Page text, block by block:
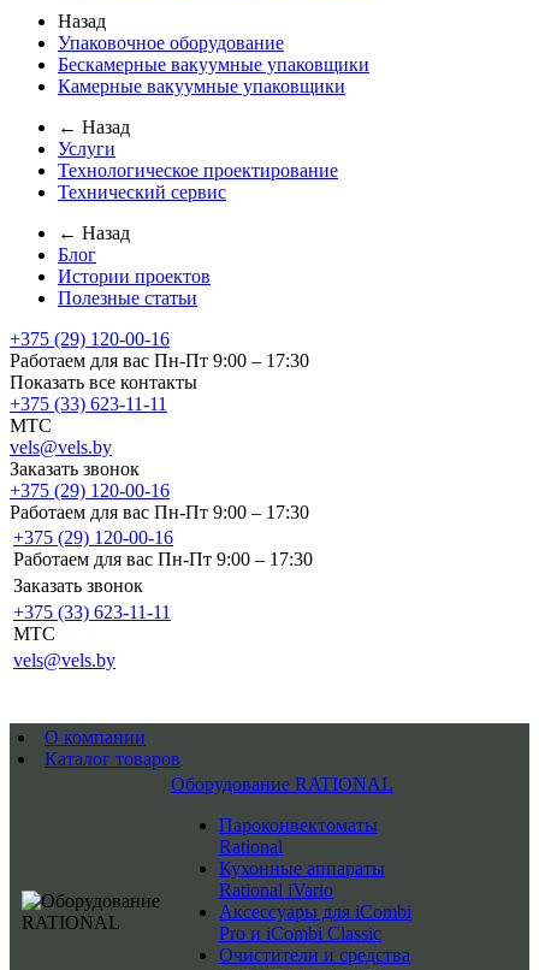
Назад
Упаковочное оборудование
Бескамерные вакуумные упаковщики
Камерные вакуумные упаковщики
← Назад
Услуги
Технологическое проектирование
Технический сервис
← Назад
Блог
Истории проектов
Полезные статьи
+375 (29) 120-00-16
Работаем для вас Пн-Пт 9:00 – 17:30
Показать все контакты
+375 (33) 623-11-11
MTC
vels@vels.by
Заказать звонок
+375 (29) 120-00-16
Работаем для вас Пн-Пт 9:00 – 17:30
+375 (29) 120-00-16
Работаем для вас Пн-Пт 9:00 – 17:30
Заказать звонок
+375 (33) 623-11-11
MTC
vels@vels.by
О компании
Каталог товаров
Оборудование RATIONAL
Пароконвектоматы
Rational
Кухонные аппараты
Rational iVario
Аксессуары для iCombi
Pro и iCombi Classic
Очистители и средства